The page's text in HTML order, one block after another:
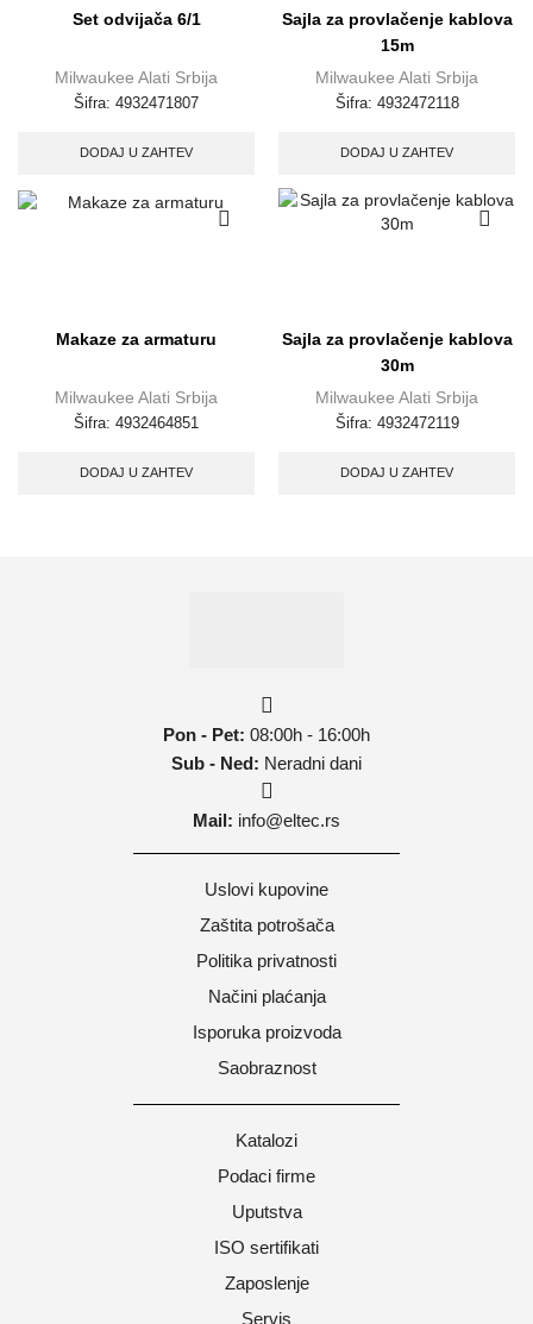
Set odvijača 6/1
Milwaukee Alati Srbija
Šifra: 4932471807
DODAJ U ZAHTEV
Sajla za provlačenje kablova
15m
Milwaukee Alati Srbija
Šifra: 4932472118
DODAJ U ZAHTEV
Makaze za armaturu
Milwaukee Alati Srbija
Šifra: 4932464851
DODAJ U ZAHTEV
Sajla za provlačenje kablova
30m
Milwaukee Alati Srbija
Šifra: 4932472119
DODAJ U ZAHTEV
Pon - Pet: 08:00h - 16:00h
Sub - Ned: Neradni dani
Mail: info@eltec.rs
Uslovi kupovine
Zaštita potrošača
Politika privatnosti
Načini plaćanja
Isporuka proizvoda
Saobraznost
Katalozi
Podaci firme
Uputstva
ISO sertifikati
Zaposlenje
Servis